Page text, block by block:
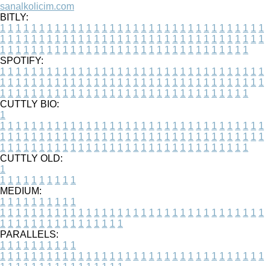
sanalkolicim.com
BITLY:
1 1 1 1 1 1 1 1 1 1 1 1 1 1 1 1 1 1 1 1 1 1 1 1 1 1 1 1 1 1 1 1 1 1
1 1 1 1 1 1 1 1 1 1 1 1 1 1 1 1 1 1 1 1 1 1 1 1 1 1 1 1 1 1 1 1 1 1
1 1 1 1 1 1 1 1 1 1 1 1 1 1 1 1 1 1 1 1 1 1 1 1 1 1 1 1 1 1 1 1
SPOTIFY:
1 1 1 1 1 1 1 1 1 1 1 1 1 1 1 1 1 1 1 1 1 1 1 1 1 1 1 1 1 1 1 1 1 1
1 1 1 1 1 1 1 1 1 1 1 1 1 1 1 1 1 1 1 1 1 1 1 1 1 1 1 1 1 1 1 1 1 1
1 1 1 1 1 1 1 1 1 1 1 1 1 1 1 1 1 1 1 1 1 1 1 1 1 1 1 1 1 1 1 1
CUTTLY BIO:
1
1 1 1 1 1 1 1 1 1 1 1 1 1 1 1 1 1 1 1 1 1 1 1 1 1 1 1 1 1 1 1 1 1 1
1 1 1 1 1 1 1 1 1 1 1 1 1 1 1 1 1 1 1 1 1 1 1 1 1 1 1 1 1 1 1 1 1 1
1 1 1 1 1 1 1 1 1 1 1 1 1 1 1 1 1 1 1 1 1 1 1 1 1 1 1 1 1 1 1 1
CUTTLY OLD:
1
1 1 1 1 1 1 1 1 1 1
MEDIUM:
1 1 1 1 1 1 1 1 1 1
1 1 1 1 1 1 1 1 1 1 1 1 1 1 1 1 1 1 1 1 1 1 1 1 1 1 1 1 1 1 1 1 1 1
1 1 1 1 1 1 1 1 1 1 1 1 1 1 1 1
PARALLELS:
1 1 1 1 1 1 1 1 1 1
1 1 1 1 1 1 1 1 1 1 1 1 1 1 1 1 1 1 1 1 1 1 1 1 1 1 1 1 1 1 1 1 1 1